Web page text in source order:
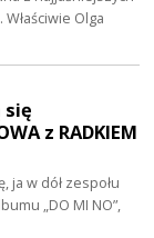
Olga
się
z RADKIEM
ja w dół zespołu
„DO MI NO”,